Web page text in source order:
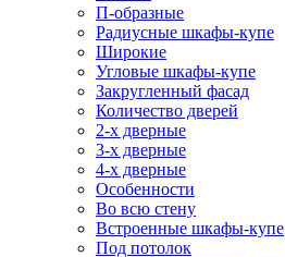
П-образные
Радиусные шкафы-купе
Широкие
Угловые шкафы-купе
Закругленный фасад
Количество дверей
2-х дверные
3-х дверные
4-х дверные
Особенности
Во всю стену
Встроенные шкафы-купе
Под потолок